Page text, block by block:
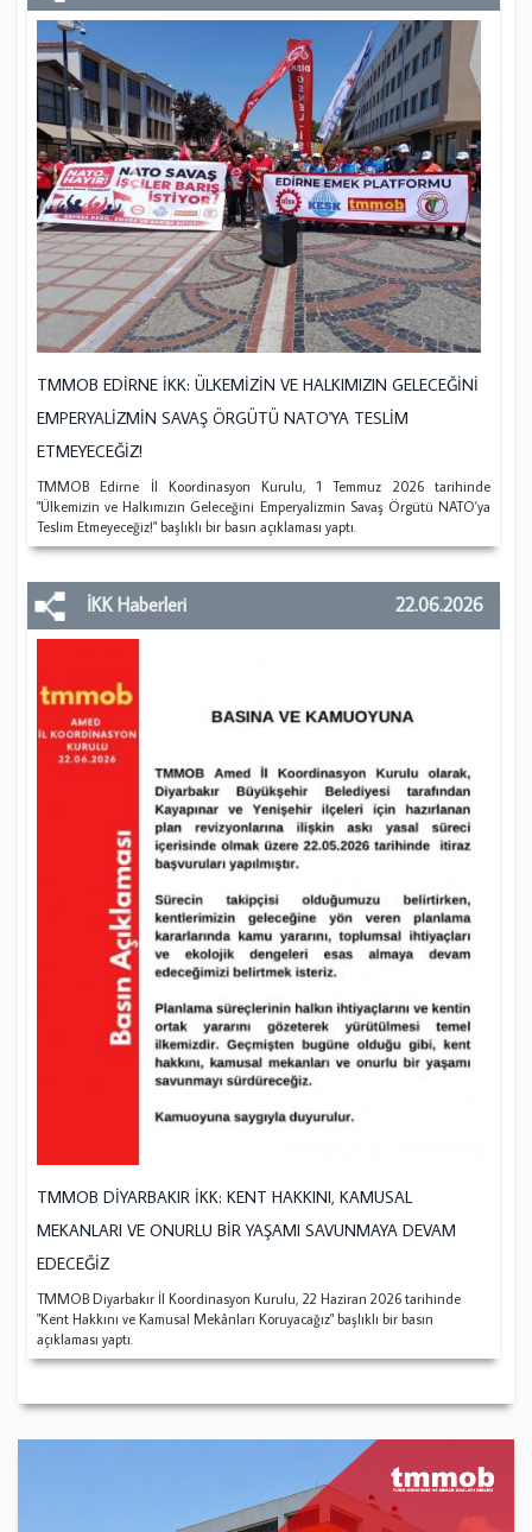
TMMOB EDİRNE İKK: ÜLKEMİZİN VE HALKIMIZIN GELECEĞİNİ
EMPERYALİZMİN SAVAŞ ÖRGÜTÜ NATO'YA TESLİM
ETMEYECEĞİZ!
​TMMOB Edirne İl Koordinasyon Kurulu, 1 Temmuz 2026 tarihinde
"Ülkemizin ve Halkımızın Geleceğini Emperyalizmin Savaş Örgütü NATO'ya
Teslim Etmeyeceğiz!" başlıklı bir basın açıklaması yaptı.
İKK Haberleri 22.06.2026
TMMOB DİYARBAKIR İKK: KENT HAKKINI, KAMUSAL
MEKANLARI VE ONURLU BİR YAŞAMI SAVUNMAYA DEVAM
EDECEĞİZ
TMMOB Diyarbakır İl Koordinasyon Kurulu, 22 Haziran 2026 tarihinde
"Kent Hakkını ve Kamusal Mekânları Koruyacağız" başlıklı bir basın
açıklaması yaptı.